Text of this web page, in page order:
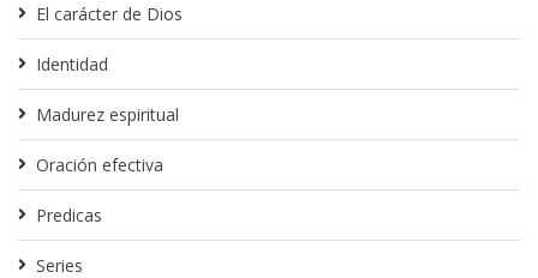
El carácter de Dios
Identidad
Madurez espiritual
Oración efectiva
Predicas
Series